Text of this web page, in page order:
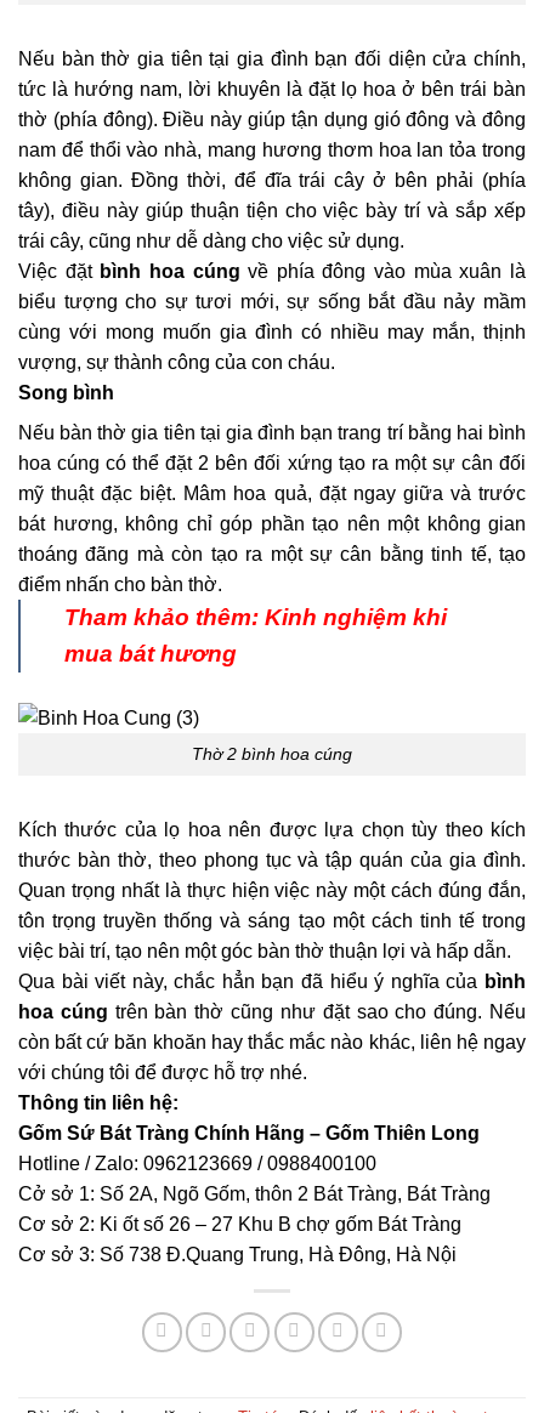
Nếu bàn thờ gia tiên tại gia đình bạn đối diện cửa chính,
tức là hướng nam, lời khuyên là đặt lọ hoa ở bên trái bàn
thờ (phía đông). Điều này giúp tận dụng gió đông và đông
nam để thổi vào nhà, mang hương thơm hoa lan tỏa trong
không gian. Đồng thời, để đĩa trái cây ở bên phải (phía
tây), điều này giúp thuận tiện cho việc bày trí và sắp xếp
trái cây, cũng như dễ dàng cho việc sử dụng.
Việc đặt bình hoa cúng về phía đông vào mùa xuân là
biểu tượng cho sự tươi mới, sự sống bắt đầu nảy mầm
cùng với mong muốn gia đình có nhiều may mắn, thịnh
vượng, sự thành công của con cháu.
Song bình
Nếu bàn thờ gia tiên tại gia đình bạn trang trí bằng hai bình
hoa cúng có thể đặt 2 bên đối xứng tạo ra một sự cân đối
mỹ thuật đặc biệt. Mâm hoa quả, đặt ngay giữa và trước
bát hương, không chỉ góp phần tạo nên một không gian
thoáng đãng mà còn tạo ra một sự cân bằng tinh tế, tạo
điểm nhấn cho bàn thờ.
Tham khảo thêm: Kinh nghiệm khi
mua bát hương
Thờ 2 bình hoa cúng
Kích thước của lọ hoa nên được lựa chọn tùy theo kích
thước bàn thờ, theo phong tục và tập quán của gia đình.
Quan trọng nhất là thực hiện việc này một cách đúng đắn,
tôn trọng truyền thống và sáng tạo một cách tinh tế trong
việc bài trí, tạo nên một góc bàn thờ thuận lợi và hấp dẫn.
Qua bài viết này, chắc hẳn bạn đã hiểu ý nghĩa của bình
hoa cúng trên bàn thờ cũng như đặt sao cho đúng. Nếu
còn bất cứ băn khoăn hay thắc mắc nào khác, liên hệ ngay
với chúng tôi để được hỗ trợ nhé.
Thông tin liên hệ:
Gốm Sứ Bát Tràng Chính Hãng – Gốm Thiên Long
Hotline / Zalo: 0962123669 /0988400100
Cở sở 1: Số 2A, Ngõ Gốm, thôn 2 Bát Tràng, Bát Tràng
Cơ sở 2: Ki ốt số 26 – 27 Khu B chợ gốm Bát Tràng
Cơ sở 3: Số 738 Đ.Quang Trung, Hà Đông, Hà Nội